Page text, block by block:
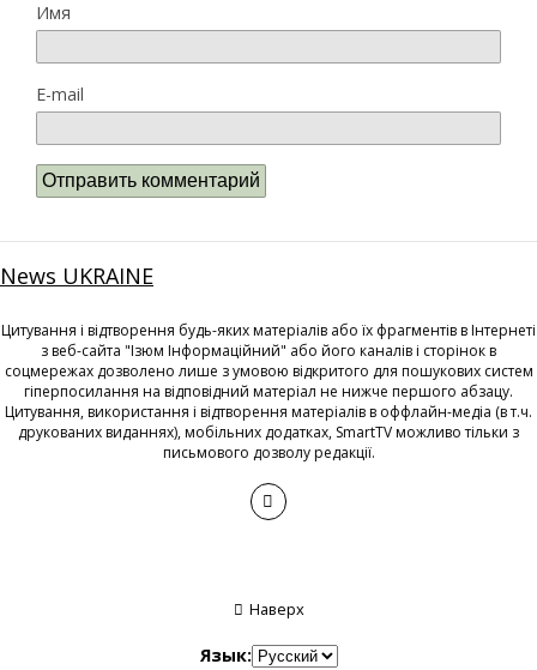
Имя
E-mail
News UKRAINE
Цитування і відтворення будь-яких матеріалів або їх фрагментів в Інтернеті
з веб-сайта "Ізюм Інформаційний" або його каналів і сторінок в
соцмережах дозволено лише з умовою відкритого для пошукових систем
гіперпосилання на відповідний матеріал не нижче першого абзацу.
Цитування, використання і відтворення матеріалів в оффлайн-медіа (в т.ч.
друкованих виданнях), мобільних додатках, SmartTV можливо тільки з
письмового дозволу редакції.
Наверх
Язык: